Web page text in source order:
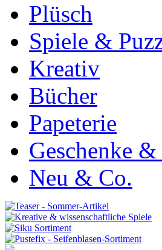
Plüsch
Spiele &
Kreativ
Bücher
Papeterie
Geschenke
Neu & Co.